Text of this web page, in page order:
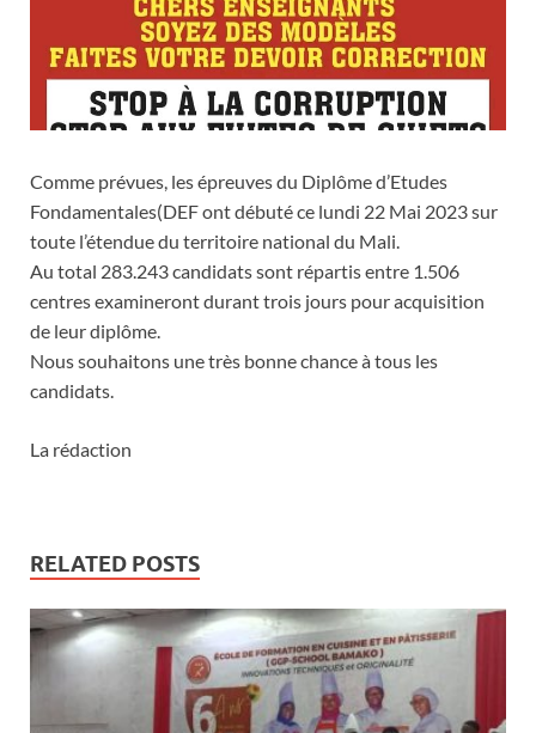
Comme prévues, les épreuves du Diplôme d’Etudes
Fondamentales(DEF ont débuté ce lundi 22 Mai 2023 sur
toute l’étendue du territoire national du Mali.
Au total 283.243 candidats sont répartis entre 1.506
centres examineront durant trois jours pour acquisition
de leur diplôme.
Nous souhaitons une très bonne chance à tous les
candidats.
La rédaction
RELATED POSTS